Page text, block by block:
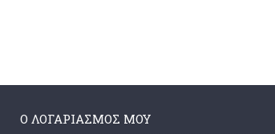
Ο ΛΟΓΑΡΙΑΣΜΌΣ ΜΟΥ